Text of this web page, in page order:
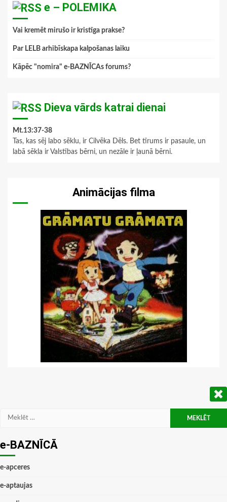
e – POLEMIKA
Vai kremēt mirušo ir kristīga prakse?
Par LELB arhibīskapa kalpošanas laiku
Kāpēc "nomira" e-BAZNĪCAs forums?
Dieva vārds katrai dienai
Mt.13:37-38
Tas, kas sēj labo sēklu, ir Cilvēka Dēls. Bet tīrums ir pasaule, un
labā sēkla ir Valstības bērni, un nezāle ir ļaunā bērni.
Animācijas filma
Meklēt:
e-BAZNĪCĀ
e-apceres
e-aptaujas